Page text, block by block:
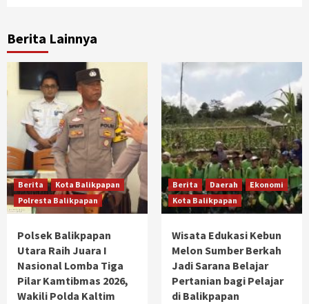
Berita Lainnya
Berita
Kota Balikpapan
Polresta Balikpapan
Polsek Balikpapan
Utara Raih Juara I
Nasional Lomba Tiga
Pilar Kamtibmas 2026,
Wakili Polda Kaltim
Berita Daerah
Ekonomi
Kota Balikpapan
Wisata Edukasi Kebun
Melon Sumber Berkah
Jadi Sarana Belajar
Pertanian bagi Pelajar
di Balikpapan